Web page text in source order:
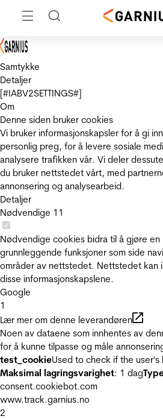
Samtykke
Detaljer
[#IABV2SETTINGS#]
Om
Denne siden bruker cookies
Vi bruker informasjonskapsler for å gi
personlig preg, for å levere sosiale
analysere trafikken vår. Vi deler
du bruker nettstedet vårt, med
annonsering og analysearbeid.
Detaljer
Nødvendige 11
Nødvendige cookies bidra til å gjøre
grunnleggende funksjoner som side
områder av nettstedet. Nettstedet kan
disse informasjonskapslene.
Google
1
Lær mer om denne leverandøren
Noen av dataene som innhentes av
for å kunne tilpasse og måle
test_cookieUsed to check if the
Maksimal lagringsvarighet: 1 dag
consent.cookiebot.com
www.track.garnius.no
2